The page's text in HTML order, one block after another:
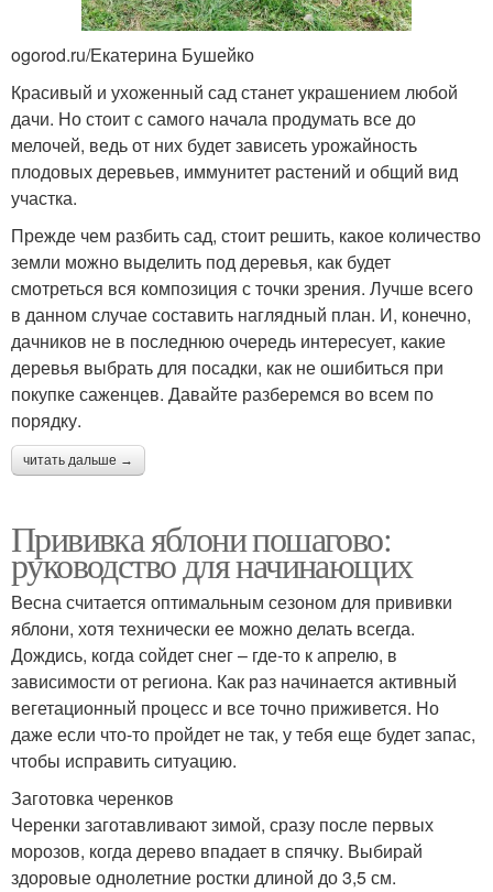
ogorod.ru/Екатерина Бушейко
Красивый и ухоженный сад станет украшением любой
дачи. Но стоит с самого начала продумать все до
мелочей, ведь от них будет зависеть урожайность
плодовых деревьев, иммунитет растений и общий вид
участка.
Прежде чем разбить сад, стоит решить, какое количество
земли можно выделить под деревья, как будет
смотреться вся композиция с точки зрения. Лучше всего
в данном случае составить наглядный план. И, конечно,
дачников не в последнюю очередь интересует, какие
деревья выбрать для посадки, как не ошибиться при
покупке саженцев. Давайте разберемся во всем по
порядку.
читать дальше →
Прививка яблони пошагово:
руководство для начинающих
Весна считается оптимальным сезоном для прививки
яблони, хотя технически ее можно делать всегда.
Дождись, когда сойдет снег – где-то к апрелю, в
зависимости от региона. Как раз начинается активный
вегетационный процесс и все точно приживется. Но
даже если что-то пройдет не так, у тебя еще будет запас,
чтобы исправить ситуацию.
Заготовка черенков
Черенки заготавливают зимой, сразу после первых
морозов, когда дерево впадает в спячку. Выбирай
здоровые однолетние ростки длиной до 3,5 см.